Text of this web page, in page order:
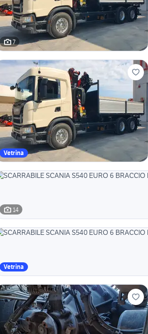
7
Vetrina
14
Vetrina